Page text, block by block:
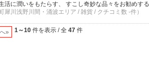
活に潤いをもたらす、 すこし奇妙な品々をお勧めす
犀川浅野川間・涌波エリア / 雑貨 / クチコミ数 -件）
» 1～10 件を表示 / 全 47 件